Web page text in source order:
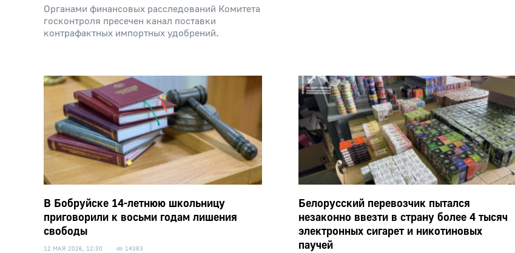
Органами финансовых расследований Комитета
госконтроля пресечен канал поставки
контрафактных импортных удобрений.
В Бобруйске 14-летнюю школьницу
приговорили к восьми годам лишения
свободы
12 МАЯ 2026, 12:30 14383
Белорусский перевозчик пытался
незаконно ввезти в страну более 4 тысяч
электронных сигарет и никотиновых
паучей